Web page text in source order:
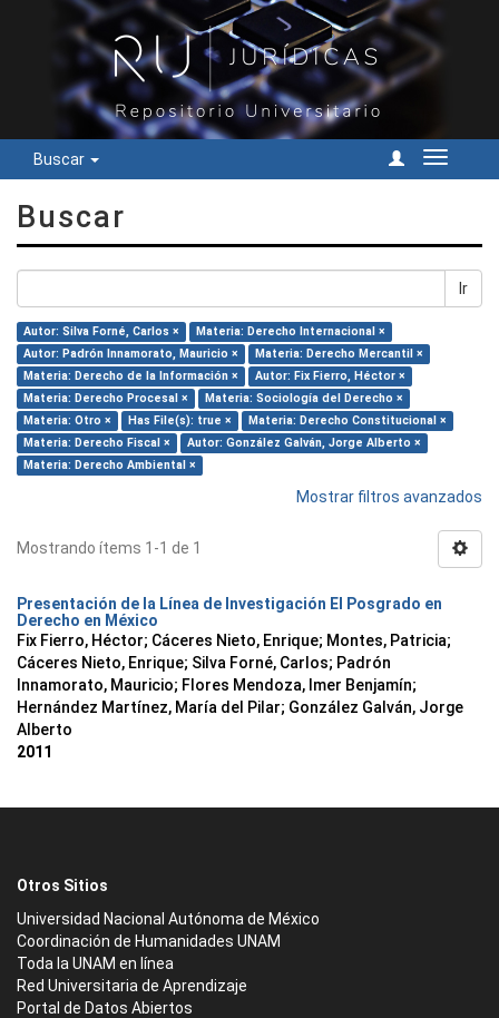
Buscar
Cambiar
Buscar
Ir
Autor: Silva Forné, Carlos ×
Materia: Derecho Internacional ×
Autor: Padrón Innamorato, Mauricio ×
Materia: Derecho Mercantil ×
Materia: Derecho de la Información ×
Autor: Fix Fierro, Héctor ×
Materia: Derecho Procesal ×
Materia: Sociología del Derecho ×
Materia: Otro ×
Has File(s): true ×
Materia: Derecho Constitucional ×
Materia: Derecho Fiscal ×
Autor: González Galván, Jorge Alberto ×
Materia: Derecho Ambiental ×
Mostrar filtros avanzados
Mostrando ítems 1-1 de 1
Presentación de la Línea de Investigación El Posgrado en
Derecho en México
Fix Fierro, Héctor; Cáceres Nieto, Enrique; Montes, Patricia;
Cáceres Nieto, Enrique; Silva Forné, Carlos; Padrón
Innamorato, Mauricio; Flores Mendoza, Imer Benjamín;
Hernández Martínez, María del Pilar; González Galván, Jorge
Alberto
2011
Otros Sitios
Universidad Nacional Autónoma de México
Coordinación de Humanidades UNAM
Toda la UNAM en línea
Red Universitaria de Aprendizaje
Portal de Datos Abiertos